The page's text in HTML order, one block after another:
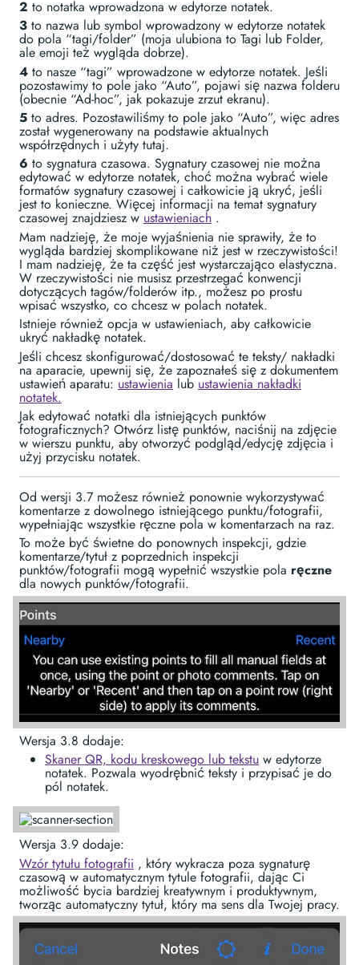
2 to notatka wprowadzona w edytorze notatek.
3 to nazwa lub symbol wprowadzony w edytorze notatek
do pola “tagi/folder” (moja ulubiona to Tagi lub Folder,
ale emoji też wygląda dobrze).
4 to nasze “tagi” wprowadzone w edytorze notatek. Jeśli
pozostawimy to pole jako “Auto”, pojawi się nazwa folderu
(obecnie “Ad-hoc”, jak pokazuje zrzut ekranu).
5 to adres. Pozostawiliśmy to pole jako “Auto”, więc adres
został wygenerowany na podstawie aktualnych
współrzędnych i użyty tutaj.
6 to sygnatura czasowa. Sygnatury czasowej nie można
edytować w edytorze notatek, choć można wybrać wiele
formatów sygnatury czasowej i całkowicie ją ukryć, jeśli
jest to konieczne. Więcej informacji na temat sygnatury
czasowej znajdziesz w ustawieniach .
Mam nadzieję, że moje wyjaśnienia nie sprawiły, że to
wygląda bardziej skomplikowane niż jest w rzeczywistości!
I mam nadzieję, że ta część jest wystarczająco elastyczna.
W rzeczywistości nie musisz przestrzegać konwencji
dotyczących tagów/folderów itp., możesz po prostu
wpisać wszystko, co chcesz w polach notatek.
Istnieje również opcja w ustawieniach, aby całkowicie
ukryć nakładkę notatek.
Jeśli chcesz skonfigurować/dostosować te teksty/ nakładki
na aparacie, upewnij się, że zapoznałeś się z dokumentem
ustawień aparatu: ustawienia lub ustawienia nakładki
notatek.
Jak edytować notatki dla istniejących punktów
fotograficznych? Otwórz listę punktów, naciśnij na zdjęcie
w wierszu punktu, aby otworzyć podgląd/edycję zdjęcia i
użyj przycisku notatek.
Od wersji 3.7 możesz również ponownie wykorzystywać
komentarze z dowolnego istniejącego punktu/fotografii,
wypełniając wszystkie ręczne pola w komentarzach na raz.
To może być świetne do ponownych inspekcji, gdzie
komentarze/tytuł z poprzednich inspekcji
punktów/fotografii mogą wypełnić wszystkie pola ręczne
dla nowych punktów/fotografii.
Wersja 3.8 dodaje:
Skaner QR, kodu kreskowego lub tekstu w edytorze
notatek. Pozwala wyodrębnić teksty i przypisać je do
pól notatek.
Wersja 3.9 dodaje:
Wzór tytułu fotografii , który wykracza poza sygnaturę
czasową w automatycznym tytule fotografii, dając Ci
możliwość bycia bardziej kreatywnym i produktywnym,
tworząc automatyczny tytuł, który ma sens dla Twojej pracy.